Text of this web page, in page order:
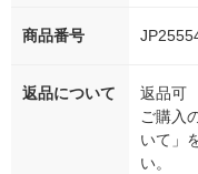
商品番号
返品について
返品可
ご購入
いて」
い。